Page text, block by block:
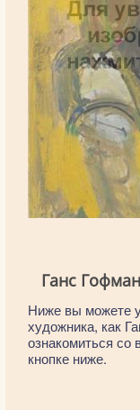
Ганс
Ниже вы можете
художника, как
ознакомиться со
кнопке ниже.